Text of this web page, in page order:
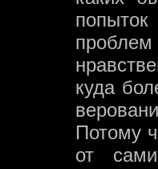
проблем
куда
Потому
от